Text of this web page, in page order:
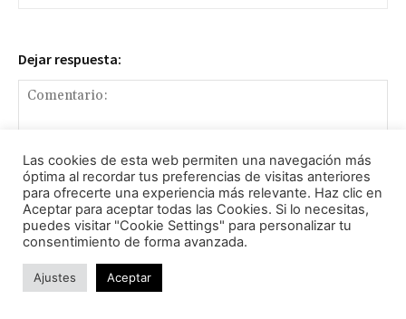
Dejar respuesta:
Comentario:
Las cookies de esta web permiten una navegación más
óptima al recordar tus preferencias de visitas anteriores
para ofrecerte una experiencia más relevante. Haz clic en
Aceptar para aceptar todas las Cookies. Si lo necesitas,
puedes visitar "Cookie Settings" para personalizar tu
consentimiento de forma avanzada.
Ajustes Aceptar